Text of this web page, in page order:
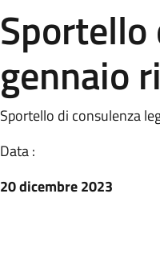
Sportello
gennaio
Sportello di consulenza
Data :
20 dicembre 2023